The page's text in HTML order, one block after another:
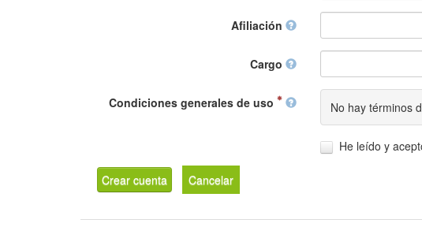
Afiliación
Cargo
Condiciones generales de uso No hay términos
He leído y
Crear cuenta Cancelar